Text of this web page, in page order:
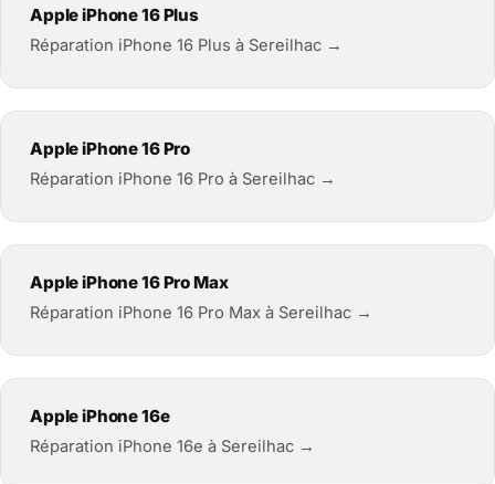
Apple iPhone 16 Plus
Réparation iPhone 16 Plus à Sereilhac →
Apple iPhone 16 Pro
Réparation iPhone 16 Pro à Sereilhac →
Apple iPhone 16 Pro Max
Réparation iPhone 16 Pro Max à Sereilhac →
Apple iPhone 16e
Réparation iPhone 16e à Sereilhac →